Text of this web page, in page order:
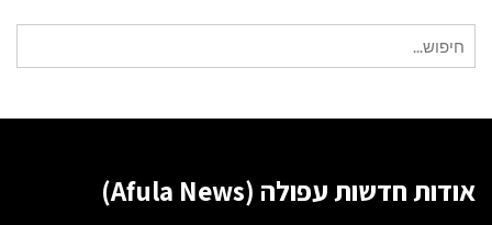
עבור:
אודות חדשות עפולה (Afula News)